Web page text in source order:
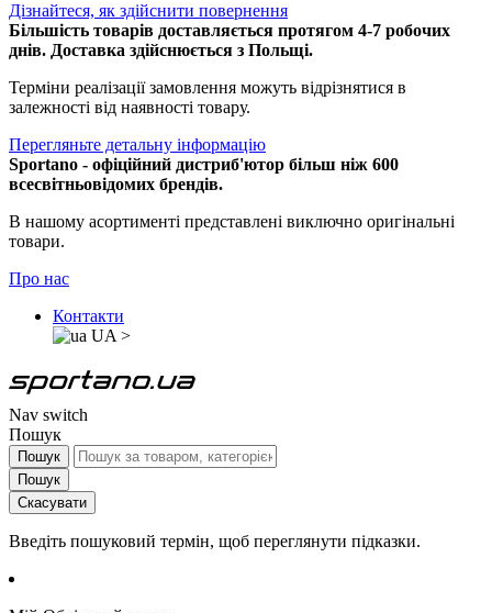
Дізнайтеся, як здійснити повернення
Більшість товарів доставляється протягом 4-7 робочих
днів. Доставка здійснюється з Польщі.
Терміни реалізації замовлення можуть відрізнятися в
залежності від наявності товару.
Перегляньте детальну інформацію
Sportano - офіційний дистриб'ютор більш ніж 600
всесвітньовідомих брендів.
В нашому асортименті представлені виключно оригінальні
товари.
Про нас
Контакти
UA >
Nav switch
Пошук
Пошук
Пошук
Скасувати
Введіть пошуковий термін, щоб переглянути підказки.